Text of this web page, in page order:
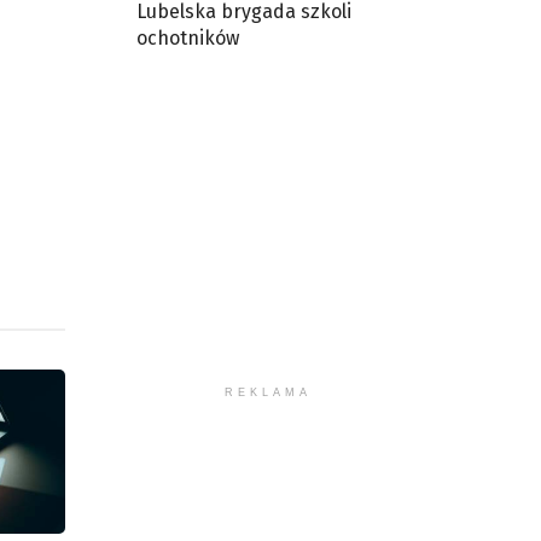
Lubelska brygada szkoli
ochotników
REKLAMA